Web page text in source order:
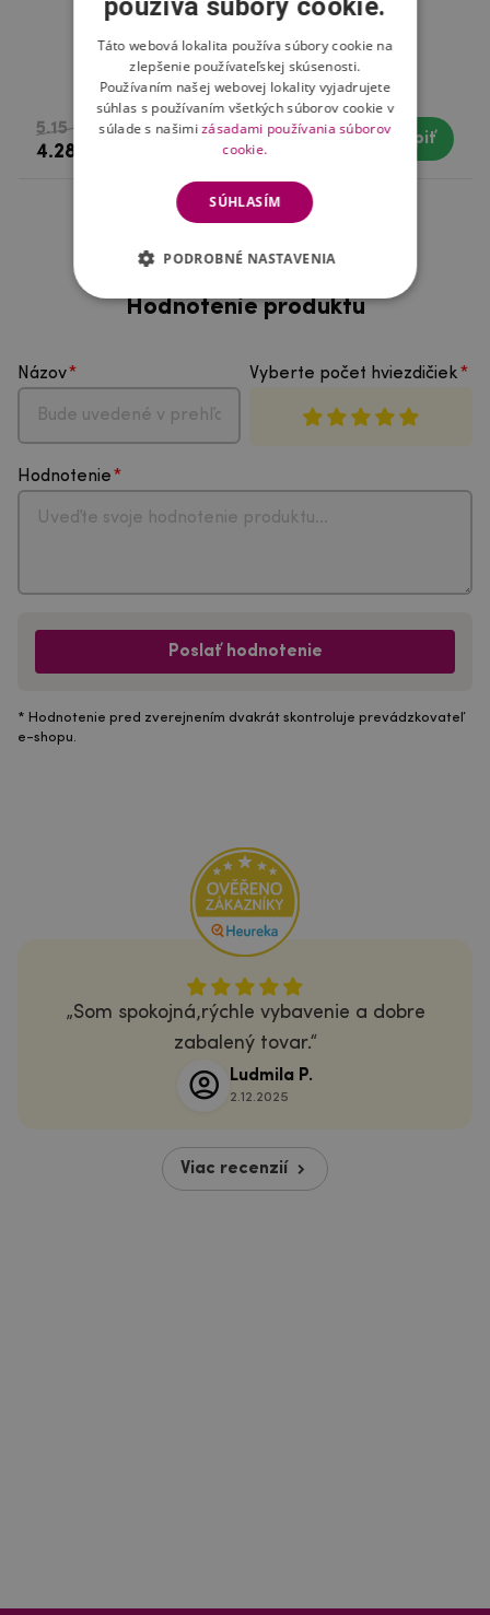
Swissten čistič displejov 2v1
5.15 €
4.28 €
Kúpiť
Hodnotenie produktu
Názov Vyberte počet hviezdičiek
Hodnotenie
Poslať hodnotenie
* Hodnotenie pred zverejnením dvakrát skontroluje prevádzkovateľ
e-shopu.
Som spokojná,rýchle vybavenie a dobre
zabalený tovar.
Ludmila P.
2.12.2025
Viac recenzií
Táto webová lokalita používa súbory cookie na
zlepšenie používateľskej skúsenosti.
Používaním našej webovej lokality vyjadrujete
súhlas s používaním všetkých súborov cookie v
súlade s našimizásadami používania súborov
cookie.
SÚHLASÍM
PODROBNÉ NASTAVENIA